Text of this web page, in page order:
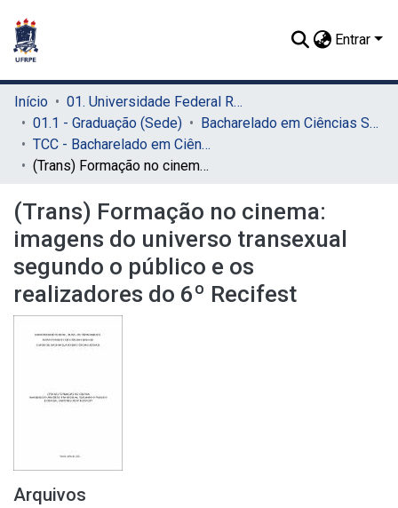
Entrar
Início
01. Universidade Federal Rural de Pernambuco - UFRPE (Sede)
01.1 - Graduação (Sede)
Bacharelado em Ciências Sociais (Sede)
TCC - Bacharelado em Ciências Sociais (Sede)
(Trans) Formação no cinema: imagens do universo transexual segundo o público e os realizadores do 6º Recifest
(Trans) Formação no cinema:
imagens do universo transexual
segundo o público e os
realizadores do 6º Recifest
Arquivos